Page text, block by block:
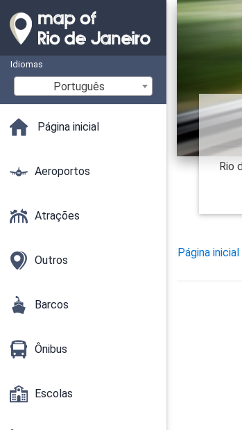
Idiomas
Português
Página inicial
Aeroportos
Atrações
Outros
Barcos
Ônibus
Escolas
Rio
Página inicial